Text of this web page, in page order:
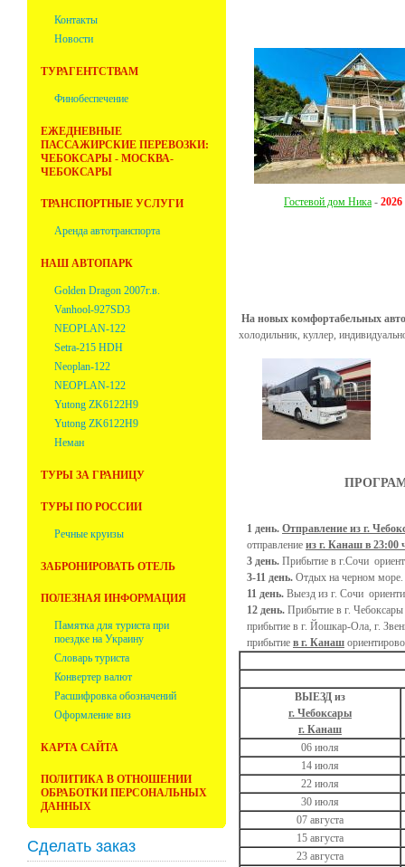
Контакты
Новости
ТУРАГЕНТСТВАМ
Финобеспечение
ЕЖЕДНЕВНЫЕ
ПАССАЖИРСКИЕ ПЕРЕВОЗКИ:
ЧЕБОКСАРЫ - МОСКВА-
ЧЕБОКСАРЫ
ТРАНСПОРТНЫЕ УСЛУГИ
Аренда автотранспорта
НАШ АВТОПАРК
Golden Dragon 2007г.в.
Vanhool-927SD3
NEOPLAN-122
Setra-215 HDH
Neoplan-122
NEOPLAN-122
Yutong ZK6122H9
Yutong ZK6122H9
Неман
ТУРЫ ЗА ГРАНИЦУ
ТУРЫ ПО РОССИИ
Речные круизы
ЗАБРОНИРОВАТЬ ОТЕЛЬ
ПОЛЕЗНАЯ ИНФОРМАЦИЯ
Памятка для туриста при
поездке на Украину
Словарь туриста
Конвертер валют
Расшифровка обозначений
Оформление виз
КАРТА САЙТА
ПОЛИТИКА В ОТНОШЕНИИ
ОБРАБОТКИ ПЕРСОНАЛЬНЫХ
ДАННЫХ
Сделать заказ
Гостевой дом Ника - 2026
На новых комфортабельных
холодильник, куллер,
1 день. Отправление из г.
отправление из г. Канаш в 23:00
3 день. Прибытие в г.Сочи
3-11 день. Отдых на черном море.
11 день. Выезд из г. Сочи
12 день. Прибытие в г. Чебоксары
прибытие в г. Йошкар-Ола, г.
прибытие в г. Канаш
ВЫЕЗД из
г. Чебоксары
г. Канаш
06 июля
14 июля
22 июля
30 июля
07 августа
15 августа
23 августа